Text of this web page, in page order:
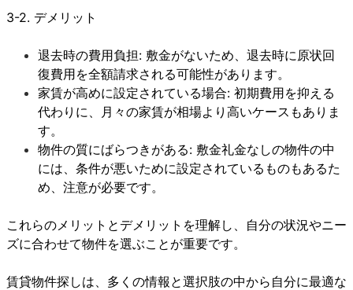
3-2. デメリット
退去時の費用負担: 敷金がないため、退去時に原状回
復費用を全額請求される可能性があります。
家賃が高めに設定されている場合: 初期費用を抑える
代わりに、月々の家賃が相場より高いケースもありま
す。
物件の質にばらつきがある: 敷金礼金なしの物件の中
には、条件が悪いために設定されているものもあるた
め、注意が必要です。
これらのメリットとデメリットを理解し、自分の状況やニー
ズに合わせて物件を選ぶことが重要です。
賃貸物件探しは、多くの情報と選択肢の中から自分に最適な